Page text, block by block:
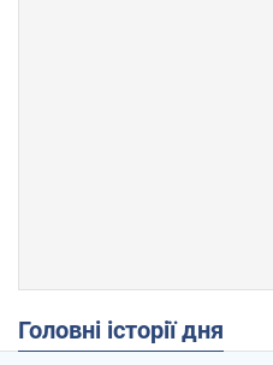
Головні історії дня